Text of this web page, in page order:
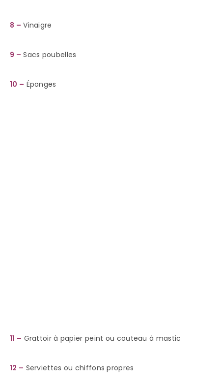
8 – Vinaigre
9 – Sacs poubelles
10 – Éponges
11 – Grattoir à papier peint ou couteau à mastic
12 – Serviettes ou chiffons propres